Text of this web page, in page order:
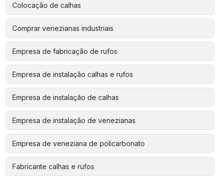
Colocação de calhas
Comprar venezianas industriais
Empresa de fabricação de rufos
Empresa de instalação calhas e rufos
Empresa de instalação de calhas
Empresa de instalação de venezianas
Empresa de veneziana de policarbonato
Fabricante calhas e rufos